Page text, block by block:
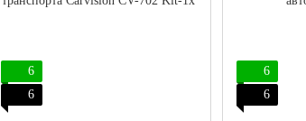
6
6
6
6